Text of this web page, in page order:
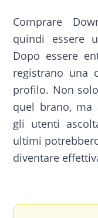
Comprare
quindi essere
Dopo essere
registrano una
profilo. Non
quel brano, ma
gli utenti
ultimi
diventare